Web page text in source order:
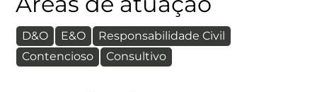
D&O E&O
Responsabilidade Civil
Contencioso
Consultivo